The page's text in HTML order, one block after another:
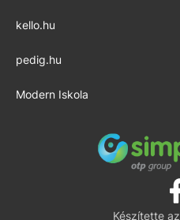
kello.hu
pedig.hu
Modern Iskola
Készítette az